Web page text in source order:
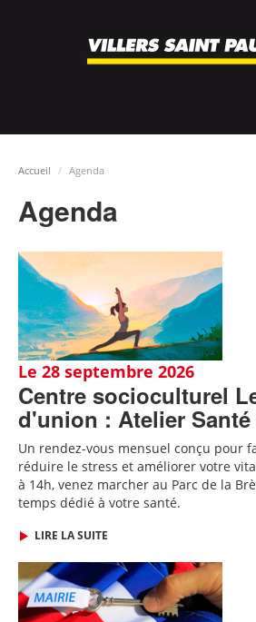
Accueil Agenda
Agenda
Le 28 septembre 2026
Centre socioculturel
d'union : Atelier
Un rendez-vous mensuel conçu pour
réduire le stress et améliorer votre
à 14h, venez marcher au Parc de la
temps dédié à votre santé.
LIRE LA SUITE